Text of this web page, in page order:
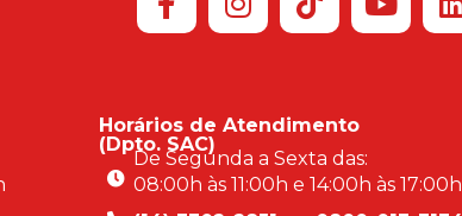
Horários de Atendimento
(Dpto. SAC)
De Segunda a Sexta das:
08:00h às 11:00h e 14:00h às 17:00h